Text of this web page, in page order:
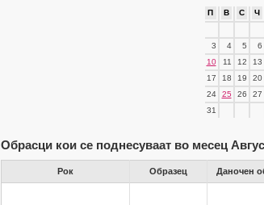
П В С Ч
3
4 5 6
10
11 12 13
17
18 19 20
24
25 26 27
31
Обрасци кои се поднесуваат во месец
Рок Образец Даночен